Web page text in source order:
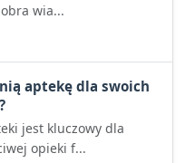
wia...
aptekę dla swoich
jest kluczowy dla
opieki f...